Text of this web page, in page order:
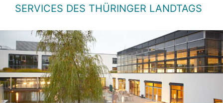
SERVICES DES THÜRINGER LANDTAGS